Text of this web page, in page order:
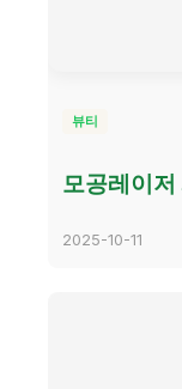
뷰티
모공레이저
2025-10-11